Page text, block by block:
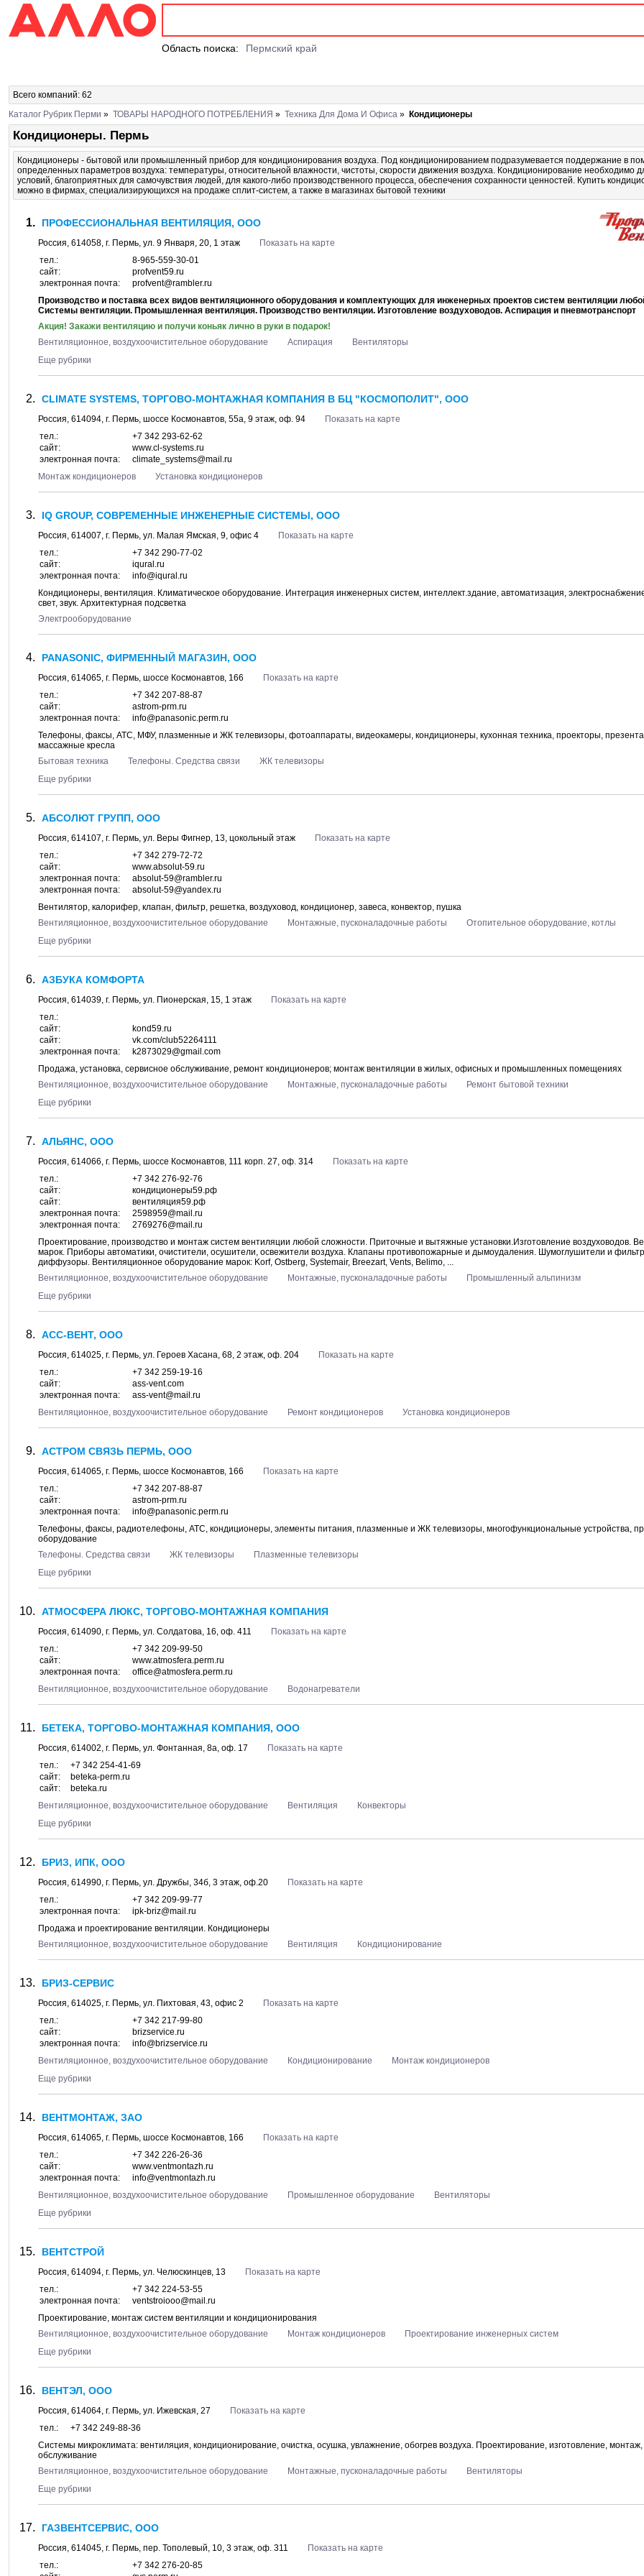
Область поиска: Пермский край
Всего компаний: 62
Каталог Рубрик Перми » ТОВАРЫ НАРОДНОГО ПОТРЕБЛЕНИЯ » Техника Для Дома И Офиса » Кондиционеры
Кондиционеры. Пермь
Кондиционеры - бытовой или промышленный прибор для кондиционирования воздуха. Под кондиционированием подразумевается поддержание в
определенных параметров воздуха: температуры, относительной влажности, чистоты, скорости движения воздуха. Кондиционирование необходимо
условий, благоприятных для самочувствия людей, для какого-либо производственного процесса, обеспечения сохранности ценностей. Купить
можно в фирмах, специализирующихся на продаже сплит-систем, а также в магазинах бытовой техники
ПРОФЕССИОНАЛЬНАЯ ВЕНТИЛЯЦИЯ, ООО
Россия, 614058, г. Пермь, ул. 9 Января, 20, 1 этаж
Показать на карте
тел.:
8-965-559-30-01
сайт:
profvent59.ru
электронная почта:
profvent@rambler.ru
Производство и поставка всех видов вентиляционного оборудования и комплектующих для инженерных проектов систем вентиляции
Системы вентиляции. Промышленная вентиляция. Производство вентиляции. Изготовление воздуховодов. Аспирация и пневмотранспорт
Акция! Закажи вентиляцию и получи коньяк лично в руки в подарок!
Вентиляционное, воздухоочистительное оборудование
Аспирация
Вентиляторы
Еще рубрики
CLIMATE SYSTEMS, ТОРГОВО-МОНТАЖНАЯ КОМПАНИЯ В БЦ "КОСМОПОЛИТ", ООО
Россия, 614094, г. Пермь, шоссе Космонавтов, 55а, 9 этаж, оф. 94
Показать на карте
тел.:
+7 342 293-62-62
сайт:
www.cl-systems.ru
электронная почта:
climate_systems@mail.ru
Монтаж кондиционеров
Установка кондиционеров
IQ GROUP, СОВРЕМЕННЫЕ ИНЖЕНЕРНЫЕ СИСТЕМЫ, ООО
Россия, 614007, г. Пермь, ул. Малая Ямская, 9, офис 4
Показать на карте
тел.:
+7 342 290-77-02
сайт:
iqural.ru
электронная почта:
info@iqural.ru
Кондиционеры, вентиляция. Климатическое оборудование. Интеграция инженерных систем, интеллект.здание, автоматизация,
свет, звук. Архитектурная подсветка
Электрооборудование
PANASONIC, ФИРМЕННЫЙ МАГАЗИН, ООО
Россия, 614065, г. Пермь, шоссе Космонавтов, 166
Показать на карте
тел.:
+7 342 207-88-87
сайт:
astrom-prm.ru
электронная почта:
info@panasoniс.perm.ru
Телефоны, факсы, АТС, МФУ, плазменные и ЖК телевизоры, фотоаппараты, видеокамеры, кондиционеры, кухонная техника, проекторы,
массажные кресла
Бытовая техника
Телефоны. Средства связи
ЖК телевизоры
Еще рубрики
АБСОЛЮТ ГРУПП, ООО
Россия, 614107, г. Пермь, ул. Веры Фигнер, 13, цокольный этаж
Показать на карте
тел.:
+7 342 279-72-72
сайт:
www.absolut-59.ru
электронная почта:
absolut-59@rambler.ru
электронная почта:
absolut-59@yandex.ru
Вентилятор, калорифер, клапан, фильтр, решетка, воздуховод, кондиционер, завеса, конвектор, пушка
Вентиляционное, воздухоочистительное оборудование
Монтажные, пусконаладочные работы
Отопительное оборудование, котлы
Еще рубрики
АЗБУКА КОМФОРТА
Россия, 614039, г. Пермь, ул. Пионерская, 15, 1 этаж
Показать на карте
тел.:
сайт:
kond59.ru
сайт:
vk.com/club52264111
электронная почта:
k2873029@gmail.com
Продажа, установка, сервисное обслуживание, ремонт кондиционеров; монтаж вентиляции в жилых, офисных и промышленных помещениях
Вентиляционное, воздухоочистительное оборудование
Монтажные, пусконаладочные работы
Ремонт бытовой техники
Еще рубрики
АЛЬЯНС, ООО
Россия, 614066, г. Пермь, шоссе Космонавтов, 111 корп. 27, оф. 314
Показать на карте
тел.:
+7 342 276-92-76
сайт:
кондиционеры59.рф
сайт:
вентиляция59.рф
электронная почта:
2598959@mail.ru
электронная почта:
2769276@mail.ru
Проектирование, производство и монтаж систем вентиляции любой сложности. Приточные и вытяжные установки.Изготовление воздуховодов.
марок. Приборы автоматики, очистители, осушители, освежители воздуха. Клапаны противопожарные и дымоудаления. Шумоглушители и
диффузоры. Вентиляционное оборудование марок: Korf, Ostberg, Systemair, Breezart, Vents, Belimo, ...
Вентиляционное, воздухоочистительное оборудование
Монтажные, пусконаладочные работы
Промышленный альпинизм
Еще рубрики
АСС-ВЕНТ, ООО
Россия, 614025, г. Пермь, ул. Героев Хасана, 68, 2 этаж, оф. 204
Показать на карте
тел.:
+7 342 259-19-16
сайт:
ass-vent.com
электронная почта:
ass-vent@mail.ru
Вентиляционное, воздухоочистительное оборудование
Ремонт кондиционеров Установка кондиционеров
АСТРОМ СВЯЗЬ ПЕРМЬ, ООО
Россия, 614065, г. Пермь, шоссе Космонавтов, 166
Показать на карте
тел.:
+7 342 207-88-87
сайт:
astrom-prm.ru
электронная почта:
info@panasoniс.perm.ru
Телефоны, факсы, радиотелефоны, АТС, кондиционеры, элементы питания, плазменные и ЖК телевизоры, многофункциональные устройства,
оборудование
Телефоны. Средства связи
ЖК телевизоры
Плазменные телевизоры
Еще рубрики
АТМОСФЕРА ЛЮКС, ТОРГОВО-МОНТАЖНАЯ КОМПАНИЯ
Россия, 614090, г. Пермь, ул. Солдатова, 16, оф. 411
Показать на карте
тел.:
+7 342 209-99-50
сайт:
www.atmosfera.perm.ru
электронная почта:
office@atmosfera.perm.ru
Вентиляционное, воздухоочистительное оборудование
Водонагреватели
БЕТЕКА, ТОРГОВО-МОНТАЖНАЯ КОМПАНИЯ, ООО
Россия, 614002, г. Пермь, ул. Фонтанная, 8а, оф. 17
Показать на карте
тел.:
+7 342 254-41-69
сайт:
beteka-perm.ru
сайт:
beteka.ru
Вентиляционное, воздухоочистительное оборудование
Вентиляция
Конвекторы
Еще рубрики
БРИЗ, ИПК, ООО
Россия, 614990, г. Пермь, ул. Дружбы, 34б, 3 этаж, оф.20
Показать на карте
тел.:
+7 342 209-99-77
электронная почта:
ipk-briz@mail.ru
Продажа и проектирование вентиляции. Кондиционеры
Вентиляционное, воздухоочистительное оборудование
Вентиляция Кондиционирование
БРИЗ-СЕРВИС
Россия, 614025, г. Пермь, ул. Пихтовая, 43, офис 2
Показать на карте
тел.:
+7 342 217-99-80
сайт:
brizservice.ru
электронная почта:
info@brizservice.ru
Вентиляционное, воздухоочистительное оборудование
Кондиционирование
Монтаж кондиционеров
Еще рубрики
ВЕНТМОНТАЖ, ЗАО
Россия, 614065, г. Пермь, шоссе Космонавтов, 166
Показать на карте
тел.:
+7 342 226-26-36
сайт:
www.ventmontazh.ru
электронная почта:
info@ventmontazh.ru
Вентиляционное, воздухоочистительное оборудование
Промышленное оборудование
Вентиляторы
Еще рубрики
ВЕНТСТРОЙ
Россия, 614094, г. Пермь, ул. Челюскинцев, 13
Показать на карте
тел.:
+7 342 224-53-55
электронная почта:
ventstroiooo@mail.ru
Проектирование, монтаж систем вентиляции и кондиционирования
Вентиляционное, воздухоочистительное оборудование
Монтаж кондиционеров
Проектирование инженерных систем
Еще рубрики
ВЕНТЭЛ, ООО
Россия, 614064, г. Пермь, ул. Ижевская, 27
Показать на карте
тел.:
+7 342 249-88-36
Системы микроклимата: вентиляция, кондиционирование, очистка, осушка, увлажнение, обогрев воздуха. Проектирование, изготовление, монтаж,
обслуживание
Вентиляционное, воздухоочистительное оборудование
Монтажные, пусконаладочные работы
Вентиляторы
Еще рубрики
ГАЗВЕНТСЕРВИС, ООО
Россия, 614045, г. Пермь, пер. Тополевый, 10, 3 этаж, оф. 311
Показать на карте
тел.:
+7 342 276-20-85